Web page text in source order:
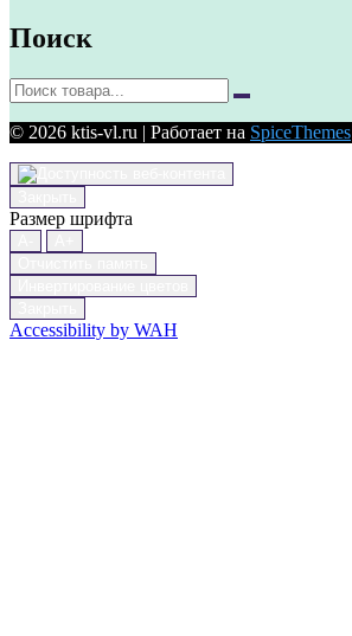
Поиск
© 2026 ktis-vl.ru | Работает на SpiceThemes
Размер шрифта
Accessibility by WAH